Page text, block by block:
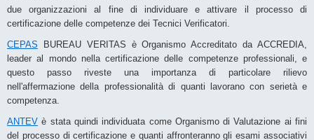
due organizzazioni al fine di individuare e attivare il processo di
certificazione delle competenze dei Tecnici Verificatori.
CEPAS BUREAU VERITAS è Organismo Accreditato da ACCREDIA,
leader al mondo nella certificazione delle competenze professionali, e
questo passo riveste una importanza di particolare rilievo
nell'affermazione della professionalità di quanti lavorano con serietà e
competenza.
ANTEV è stata quindi individuata come Organismo di Valutazione ai fini
del processo di certificazione e quanti affronteranno gli esami associativi